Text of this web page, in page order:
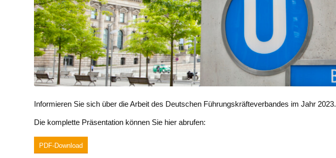
Informieren Sie sich über die Arbeit des Deutschen Führungskräfteverbandes im Jahr 2023.
Die komplette Präsentation können Sie hier abrufen:
PDF-Download